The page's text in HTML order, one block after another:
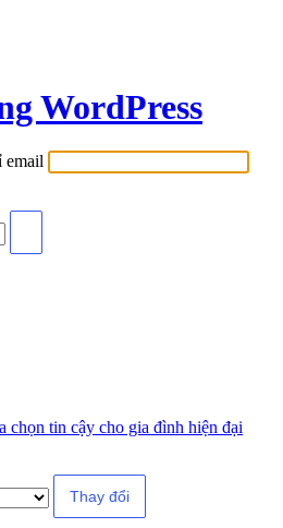
WordPress
email
tin cậy cho gia đình hiện đại